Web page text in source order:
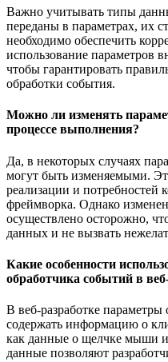
Важно учитывать типы
переданы в параметрах, их
необходимо обеспечить
использование параметров
чтобы гарантировать
обработки события.
Можно ли изменять
процессе выполнения?
Да, в некоторых случаях
могут быть изменяемыми.
реализации и потребностей
фреймворка. Однако
осуществлено осторожно,
данных и не вызвать
Какие особенности
обработчика событий в
В веб-разработке
содержать информацию о
как данные о щелчке мыши
данные позволяют